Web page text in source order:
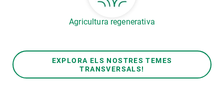
Agricultura regenerativa
EXPLORA ELS NOSTRES TEMES
TRANSVERSALS!